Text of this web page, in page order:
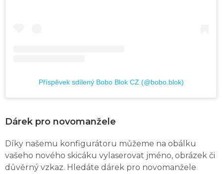
Příspěvek sdílený Bobo Blok CZ (@bobo.blok)
Dárek pro novomanžele
Díky našemu konfigurátoru můžeme na obálku
vašeho nového skicáku vylaserovat jméno, obrázek či
důvěrný vzkaz. Hledáte dárek pro novomanžele